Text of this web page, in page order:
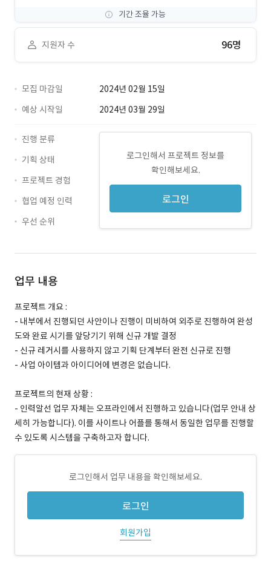
기간 조율 가능
지원자 수 96명
모집 마감일
2024년 02월 15일
예상 시작일
2024년 03월 29일
로그인해서 프로젝트 정보를
확인해보세요.
로그인
진행 분류
기획 상태
프로젝트 경험
협업 예정 인력
우선 순위
업무 내용
프로젝트 개요 :
- 내부에서 진행되던 사안이나 진행이 미비하여 외주로 진행하여 완성
도와 완료 시기를 앞당기기 위해 신규 개발 결정
- 신규 레거시를 사용하지 않고 기획 단계부터 완전 신규로 진행
- 사업 아이템과 아이디어에 변경은 없습니다.
프로젝트의 현재 상황 :
- 인력알선 업무 자체는 오프라인에서 진행하고 있습니다(업무 안내 상
세히 가능합니다). 이를 사이트나 어플를 통해서 동일한 업무를 진행할
수 있도록 시스템을 구축하고자 합니다.
로그인해서 업무 내용을 확인해보세요.
로그인
회원가입